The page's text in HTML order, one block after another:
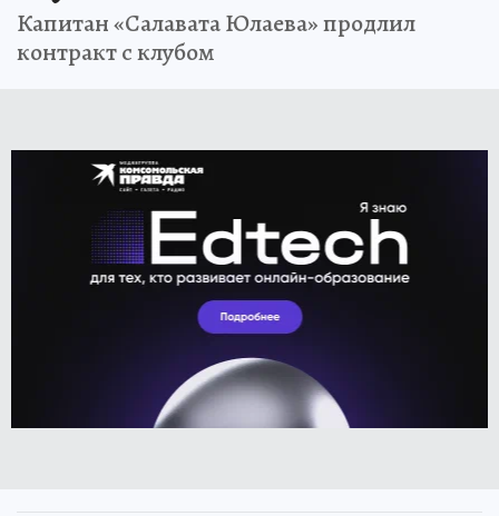
Капитан «Салавата Юлаева» продлил
контракт с клубом